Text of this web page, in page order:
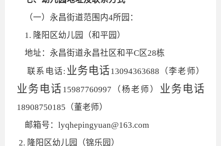
（一）永昌街道范围内4所园：
1. 隆阳区幼儿园（和平园）
地址：永昌街道永昌社区和平C区28栋
联系电话: 业务电话13094363688（李老师）
业务电话 15987760997（杨老师） 业务电话
18908750185（董老师）
邮箱号：lyqhepingyuan@163.com
2. 隆阳区幼儿园（锦乐园）